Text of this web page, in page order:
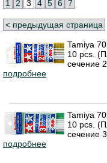
1
2 3 4 5 6 7
< предыдущая страница
Tamiya
10 pcs.
сечение
подробнее
Tamiya
10 pcs.
сечение
подробнее